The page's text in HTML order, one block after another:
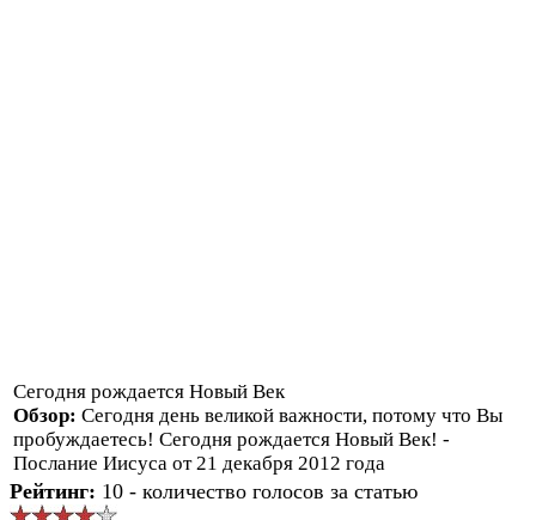
Сегодня рождается Новый Век
Обзор: Сегодня день великой важности, потому что Вы
пробуждаетесь! Сегодня рождается Новый Век! -
Послание Иисуса от 21 декабря 2012 года
Рейтинг: 10 - количество голосов за статью